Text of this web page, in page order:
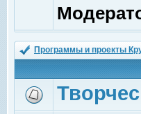
Программы и проекты